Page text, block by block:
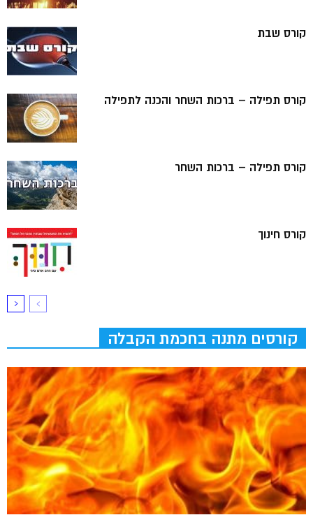
קורס שבת
קורס תפילה – ברכות השחר והכנה לתפילה
קורס תפילה – ברכות השחר
קורס חינוך
קורסים מתנה בחכמת הקבלה